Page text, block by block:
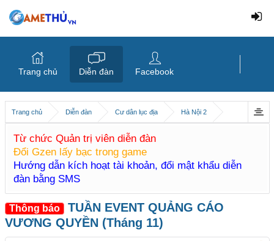
Trang chủ Diễn đàn Cư dân lục địa Hà Nội 2
Từ chức Quản trị viên diễn đàn
Đổi Gzen lấy bạc trong game
Hướng dẫn kích hoạt tài khoản, đổi mật khẩu diễn
đàn bằng SMS
Thông báo TUẦN EVENT QUẢNG CÁO
VƯƠNG QUYỀN (Tháng 11)
Trang chủ Diễn đàn Facebook